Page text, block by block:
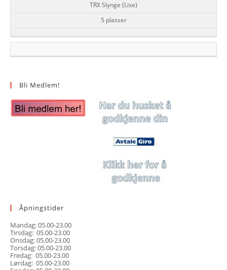
TRX Slynge (Lise)
5 plasser
Bli Medlem!
Åpningstider
Mandag: 05.00-23.00
Tirsdag: 05.00-23.00
Onsdag: 05.00-23.00
Torsdag: 05.00-23.00
Fredag: 05.00-23.00
Lørdag: 05.00-23.00